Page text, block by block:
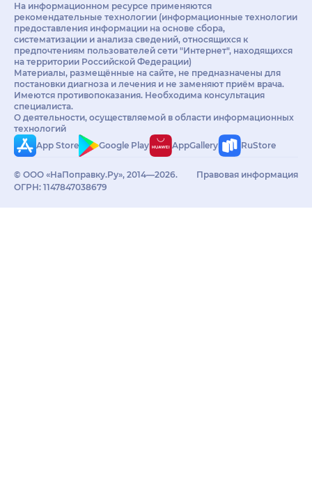
На информационном ресурсе применяются
рекомендательные технологии (информационные технологии
предоставления информации на основе сбора,
систематизации и анализа сведений, относящихся к
предпочтениям пользователей сети "Интернет", находящихся
на территории Российской Федерации)
Материалы, размещённые на сайте, не предназначены для
постановки диагноза и лечения и не заменяют приём врача.
Имеются противопоказания. Необходима консультация
специалиста.
О деятельности, осуществляемой в области информационных
технологий
App Store
Google Play AppGallery RuStore
© ООО «НаПоправку.Ру», 2014—2026.
ОГРН: 1147847038679
Правовая информация